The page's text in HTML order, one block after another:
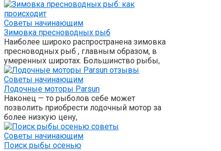
Советы начинающим
Зимовка пресноводных рыб
Наиболее широко распространена зимовка
пресноводных рыб , главным образом, в
умеренных широтах. Большинство рыбы,
Советы начинающим
Лодочные моторы Parsun
Наконец — то рыболов себе может
позволить приобрести лодочный мотор за
более низкую цену,
Советы начинающим
Поиск рыбы осенью